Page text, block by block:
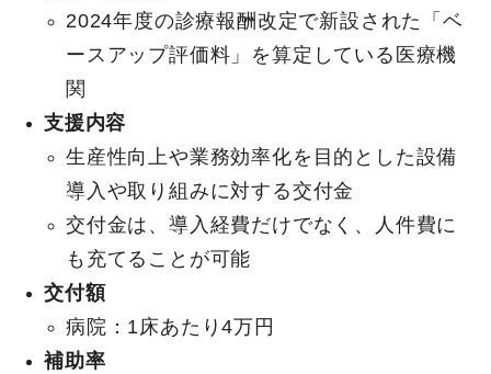
2024年度の診療報酬改定で新設された「ベ
ースアップ評価料」を算定している医療機
関
支援内容
生産性向上や業務効率化を目的とした設備
導入や取り組みに対する交付金
交付金は、導入経費だけでなく、人件費に
も充てることが可能
交付額
病院：1床あたり4万円
補助率